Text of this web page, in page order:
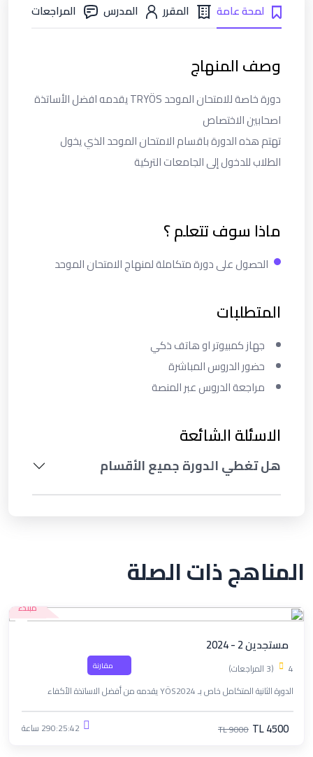
لمحة عامة المقرر المدرس المراجعات
وصف المنهاج
دورة خاصة للامتحان الموحد TRYÖS يقدمه افضل الأساتذة
اصحابين الاختصاص
تهتم هذه الدورة باقسام الامتحان الموحد الذي يخول
الطلاب للدخول إلى الجامعات التركية
ماذا سوف تتعلم ؟
الحصول على دورة متكاملة لمنهاج الامتحان الموحد
المتطلبات
جهاز كمبيوتر او هاتف ذكي
حضور الدروس المباشرة
مراجعة الدروس عبر المنصة
الاسئلة الشائعة
هل تغطي الدورة جميع الأقسام
المناهج ذات الصلة
مبتدء
مستجدين 2 - 2024
4 (3 المراجعات) مقارنة
الدورة الثانية المتكامل خاص بـ YÖS2024 يقدمه من أفضل الاساتذة الأكفاء
TL 4500
TL 9000 290:25:42 ساعة